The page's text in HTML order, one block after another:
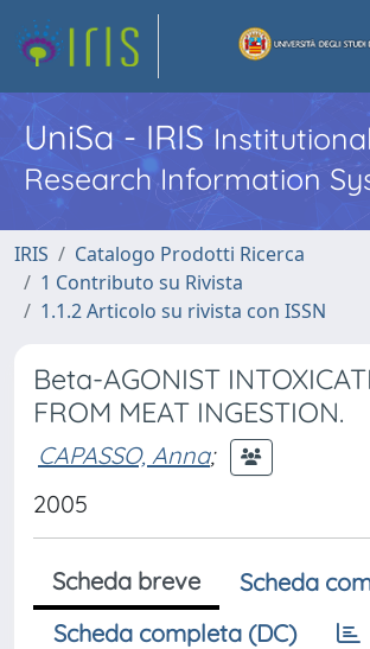
UniSa - IRISInstitutional
Research Information
IRIS
Catalogo Prodotti Ricerca
1 Contributo su Rivista
1.1.2 Articolo su rivista con ISSN
Beta-AGONIST
FROM MEAT INGESTION.
CAPASSO, Anna;
2005
Scheda breve
Scheda
Scheda completa (DC)